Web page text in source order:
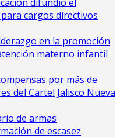
cargos directivos
en la promoción
materno infantil
por más de
del Cartel Jalisco Nueva
de armas
de escasez